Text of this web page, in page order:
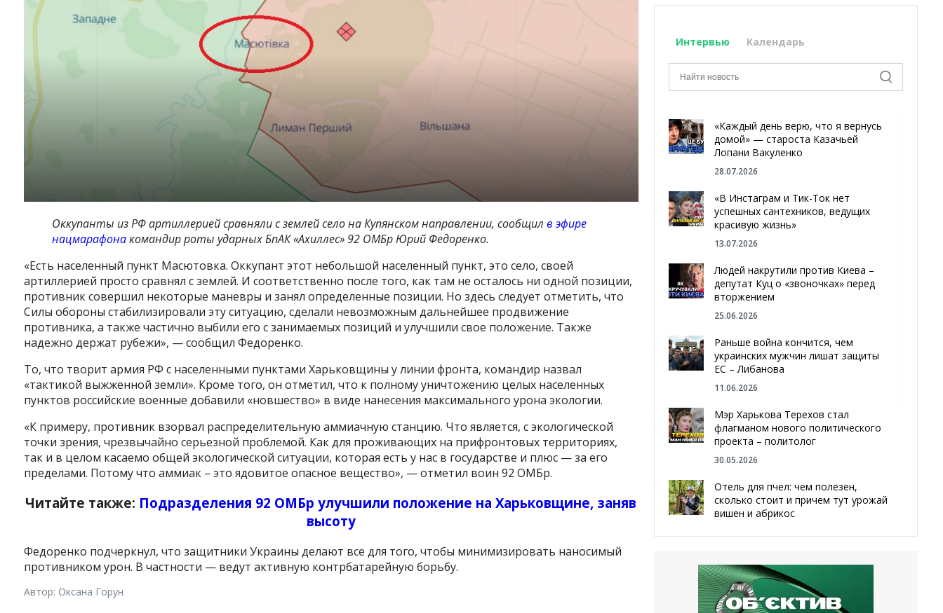
Оккупанты из РФ артиллерией сравняли с землей село на Купянском направлении, сообщил в эфире
нацмарафонакомандир роты ударных БпАК «Ахиллес» 92 ОМБр Юрий Федоренко.
«Есть населенный пункт Масютовка. Оккупант этот небольшой населенный пункт, это село, своей
артиллерией просто сравнял с землей. И соответственно после того, как там не осталось ни одной позиции,
противник совершил некоторые маневры и занял определенные позиции. Но здесь следует отметить, что
Силы обороны стабилизировали эту ситуацию, сделали невозможным дальнейшее продвижение
противника, а также частично выбили его с занимаемых позиций и улучшили свое положение. Также
надежно держат рубежи», — сообщил Федоренко.
То, что творит армия РФ с населенными пунктами Харьковщины у линии фронта, командир назвал
«тактикой выжженной земли». Кроме того, он отметил, что к полному уничтожению целых населенных
пунктов российские военные добавили «новшество» в виде нанесения максимального урона экологии.
«К примеру, противник взорвал распределительную аммиачную станцию. Что является, с экологической
точки зрения, чрезвычайно серьезной проблемой. Как для проживающих на прифронтовых территориях,
так и в целом касаемо общей экологической ситуации, которая есть у нас в государстве и плюс — за его
пределами. Потому что аммиак – это ядовитое опасное вещество», — отметил воин 92 ОМБр.
Читайте также: Подразделения 92 ОМБр улучшили положение на Харьковщине, заняв
высоту
Федоренко подчеркнул, что защитники Украины делают все для того, чтобы минимизировать наносимый
противником урон. В частности — ведут активную контрбатарейную борьбу.
Автор: Оксана Горун
Интервью Календарь
«Каждый день верю, что я вернусь
домой» — староста Казачьей
Лопани Вакуленко
28.07.2026
«В Инстаграм и Тик-Ток нет
успешных сантехников, ведущих
красивую жизнь»
13.07.2026
Людей накрутили против Киева –
депутат Куц о «звоночках» перед
вторжением
25.06.2026
Раньше война кончится, чем
украинских мужчин лишат защиты
ЕС – Либанова
11.06.2026
Мэр Харькова Терехов стал
флагманом нового политического
проекта – политолог
30.05.2026
Отель для пчел: чем полезен,
сколько стоит и причем тут урожай
вишен и абрикос
Чугуева, города, который устоял,
несмотря ни на что
21.05.2026